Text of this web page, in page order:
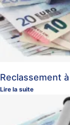
Reclassement
Lire la suite